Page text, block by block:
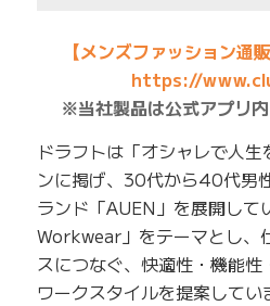
【メンズファッション通
https://
※当社製品は公式アプリ
ドラフトは「オシャレで人
ンに掲げ、30代から40代男
ランド「AUEN」を展開して
Workwear」をテーマとし、
スにつなぐ、快適性・機能
ワークスタイルを提案してい